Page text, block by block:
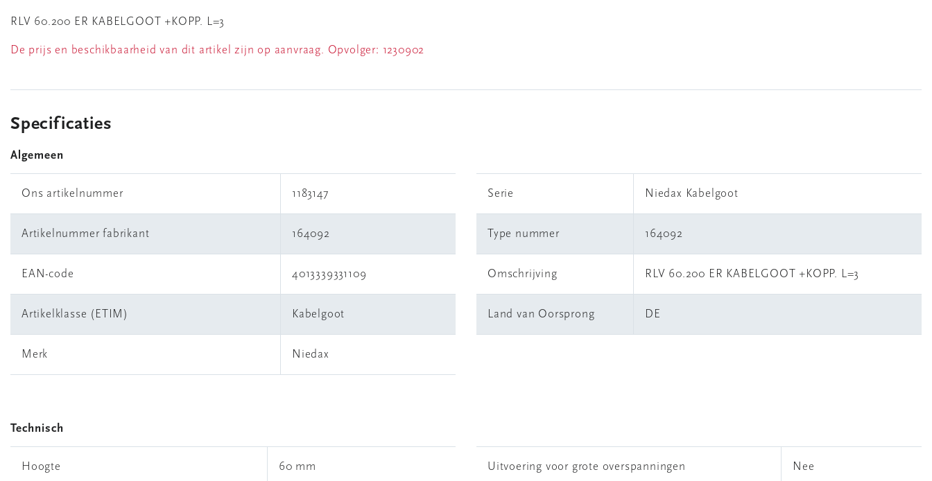
RLV 60.200 ER KABELGOOT +KOPP. L=3
De prijs en beschikbaarheid van dit artikel zijn op aanvraag. Opvolger: 1230902
Specificaties
Algemeen
Ons artikelnummer 1183147
Artikelnummer fabrikant 164092
EAN-code 4013339331109
Artikelklasse (ETIM) Kabelgoot
Merk Niedax
Serie Niedax Kabelgoot
Type nummer 164092
Omschrijving RLV 60.200 ER KABELGOOT +KOPP. L=3
Land van Oorsprong DE
Technisch
Hoogte 60 mm Uitvoering voor grote overspanningen Nee